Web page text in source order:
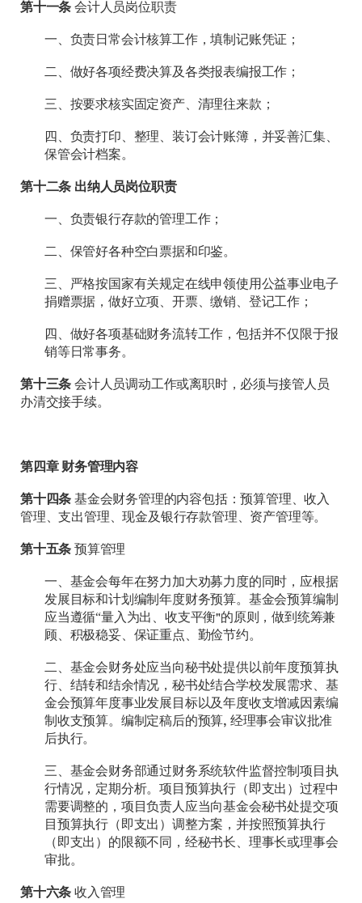
第十一条 会计人员岗位职责
一、负责日常会计核算工作，填制记账凭证；
二、做好各项经费决算及各类报表编报工作；
三、按要求核实固定资产、清理往来款；
四、负责打印、整理、装订会计账簿，并妥善汇集、
保管会计档案。
第十二条 出纳人员岗位职责
一、负责银行存款的管理工作；
二、保管好各种空白票据和印鉴。
三、严格按国家有关规定在线申领使用公益事业电子
捐赠票据，做好立项、开票、缴销、登记工作；
四、做好各项基础财务流转工作，包括并不仅限于报
销等日常事务。
第十三条 会计人员调动工作或离职时，必须与接管人员
办清交接手续。
第四章 财务管理内容
第十四条 基金会财务管理的内容包括：预算管理、收入
管理、支出管理、现金及银行存款管理、资产管理等。
第十五条 预算管理
一、基金会每年在努力加大劝募力度的同时，应根据
发展目标和计划编制年度财务预算。基金会预算编制
应当遵循“量入为出、收支平衡"的原则，做到统筹兼
顾、积极稳妥、保证重点、勤俭节约。
二、基金会财务处应当向秘书处提供以前年度预算执
行、结转和结余情况，秘书处结合学校发展需求、基
金会预算年度事业发展目标以及年度收支增减因素编
制收支预算。编制定稿后的预算, 经理事会审议批准
后执行。
三、基金会财务部通过财务系统软件监督控制项目执
行情况，定期分析。项目预算执行（即支出）过程中
需要调整的，项目负责人应当向基金会秘书处提交项
目预算执行（即支出）调整方案，并按照预算执行
（即支出）的限额不同，经秘书长、理事长或理事会
审批。
第十六条 收入管理